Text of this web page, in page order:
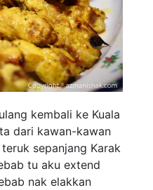
kembali ke Kuala
dari kawan-kawan
sepanjang Karak
tu aku extend
nak elakkan